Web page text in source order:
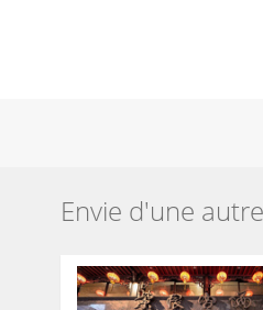
Envie d'une